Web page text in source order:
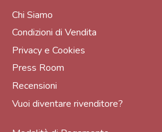
Chi Siamo
Condizioni di Vendita
Privacy e Cookies
Press Room
Recensioni
Vuoi diventare rivenditore?